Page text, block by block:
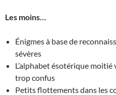
Les moins…
Énigmes à base de
sévères
L’alphabet ésotérique
trop confus
Petits flottements dans les